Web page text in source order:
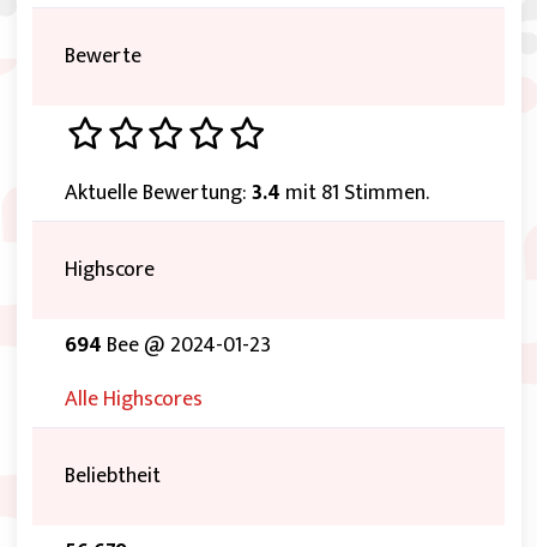
Bewerte
Aktuelle Bewertung:3.4 mit 81 Stimmen.
Highscore
694 Bee @ 2024-01-23
Alle Highscores
Beliebtheit